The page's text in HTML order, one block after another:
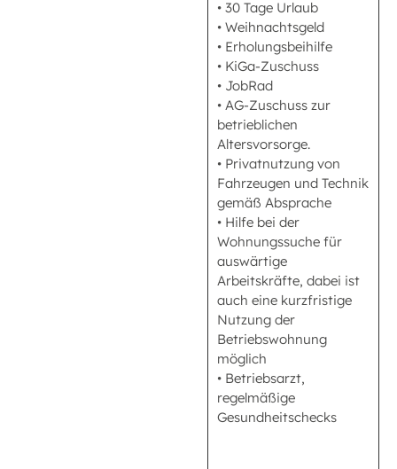
• 30 Tage Urlaub
• Weihnachtsgeld
• Erholungsbeihilfe
• KiGa-Zuschuss
• JobRad
• AG-Zuschuss zur
betrieblichen
Altersvorsorge.
• Privatnutzung von
Fahrzeugen und Technik
gemäß Absprache
• Hilfe bei der
Wohnungssuche für
auswärtige
Arbeitskräfte, dabei ist
auch eine kurzfristige
Nutzung der
Betriebswohnung
möglich
• Betriebsarzt,
regelmäßige
Gesundheitschecks